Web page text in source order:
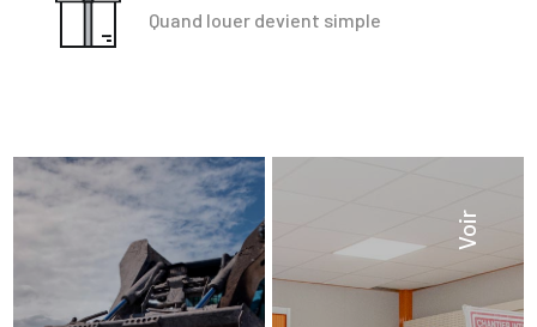
Quand louer devient simple
Voir